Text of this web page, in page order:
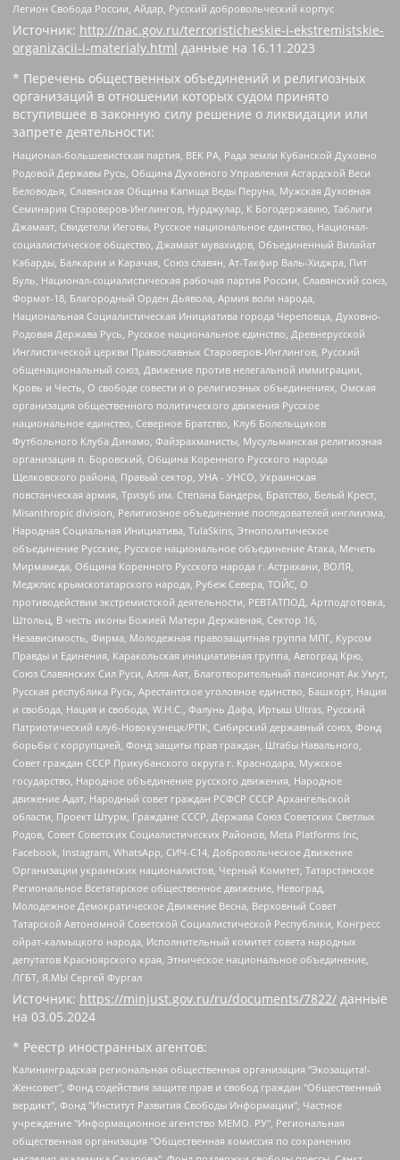
Легион Свобода России, Айдар, Русский добровольческий корпус
Источник: http://nac.gov.ru/terroristicheskie-i-ekstremistskie-
organizacii-i-materialy.html данные на 16.11.2023
* Перечень общественных объединений и религиозных
организаций в отношении которых судом принято
вступившее в законную силу решение о ликвидации или
запрете деятельности:
Национал-большевистская партия, ВЕК РА, Рада земли Кубанской Духовно
Родовой Державы Русь, Община Духовного Управления Асгардской Веси
Беловодья, Славянская Община Капища Веды Перуна, Мужская Духовная
Семинария Староверов-Инглингов, Нурджулар, К Богодержавию, Таблиги
Джамаат, Свидетели Иеговы, Русское национальное единство, Национал-
социалистическое общество, Джамаат мувахидов, Объединенный Вилайат
Кабарды, Балкарии и Карачая, Союз славян, Ат-Такфир Валь-Хиджра, Пит
Буль, Национал-социалистическая рабочая партия России, Славянский союз,
Формат-18, Благородный Орден Дьявола, Армия воли народа,
Национальная Социалистическая Инициатива города Череповца, Духовно-
Родовая Держава Русь, Русское национальное единство, Древнерусской
Инглистической церкви Православных Староверов-Инглингов, Русский
общенациональный союз, Движение против нелегальной иммиграции,
Кровь и Честь, О свободе совести и о религиозных объединениях, Омская
организация общественного политического движения Русское
национальное единство, Северное Братство, Клуб Болельщиков
Футбольного Клуба Динамо, Файзрахманисты, Мусульманская религиозная
организация п. Боровский, Община Коренного Русского народа
Щелковского района, Правый сектор, УНА - УНСО, Украинская
повстанческая армия, Тризуб им. Степана Бандеры, Братство, Белый Крест,
Misanthropic division, Религиозное объединение последователей инглиизма,
Народная Социальная Инициатива, TulaSkins, Этнополитическое
объединение Русские, Русское национальное объединение Атака, Мечеть
Мирмамеда, Община Коренного Русского народа г. Астрахани, ВОЛЯ,
Меджлис крымскотатарского народа, Рубеж Севера, ТОЙС, О
противодействии экстремистской деятельности, РЕВТАТПОД, Артподготовка,
Штольц, В честь иконы Божией Матери Державная, Сектор 16,
Независимость, Фирма, Молодежная правозащитная группа МПГ, Курсом
Правды и Единения, Каракольская инициативная группа, Автоград Крю,
Союз Славянских Сил Руси, Алля-Аят, Благотворительный пансионат Ак Умут,
Русская республика Русь, Арестантское уголовное единство, Башкорт, Нация
и свобода, Нация и свобода, W.H.С., Фалунь Дафа, Иртыш Ultras, Русский
Патриотический клуб-Новокузнецк/РПК, Сибирский державный союз, Фонд
борьбы с коррупцией, Фонд защиты прав граждан, Штабы Навального,
Совет граждан СССР Прикубанского округа г. Краснодара, Мужское
государство, Народное объединение русского движения, Народное
движение Адат, Народный совет граждан РСФСР СССР Архангельской
области, Проект Штурм, Граждане СССР, Держава Союз Советских Светлых
Родов, Совет Советских Социалистических Районов, Meta Platforms Inc,
Facebook, Instagram, WhatsApp, СИЧ-С14, Добровольческое Движение
Организации украинских националистов, Черный Комитет, Татарстанское
Региональное Всетатарское общественное движение, Невоград,
Молодежное Демократическое Движение Весна, Верховный Совет
Татарской Автономной Советской Социалистической Республики, Конгресс
ойрат-калмыцкого народа, Исполнительный комитет совета народных
депутатов Красноярского края, Этническое национальное объединение,
ЛГБТ, Я.МЫ Сергей Фургал
Источник: https://minjust.gov.ru/ru/documents/7822/ данные
на 03.05.2024
* Реестр иностранных агентов:
Калининградская региональная общественная организация "Экозащита!-Женсовет", Фонд содействия защите прав и свобод граждан "Общественный вердикт", Фонд "Институт Развития Свободы Информации", Частное учреждение "Информационное агентство МЕМО. РУ", Региональная общественная организация "Общественная комиссия по сохранению наследия академика Сахарова", Фонд поддержки свободы прессы, Санкт-Петербургская общественная правозащитная организация "Гражданский контроль", Межрегиональная общественная организация "Информационно-просветительский центр "Мемориал", Региональный Фонд "Центр Защиты Прав Средств Массовой Информации", с 05.12.2023 Фонд "Центр Защиты Прав Средств массовой информации", Региональная общественная благотворительная организация помощи беженцам и мигрантам "Гражданское содействие", Негосударственное образовательное учреждение дополнительного профессионального образования (повышение квалификации) специалистов "АКАДЕМИЯ ПО ПРАВАМ ЧЕЛОВЕКА", Свердловская региональная общественная организация "Сутяжник", Автономная некоммерческая организация "Центр независимых социологических исследований", Союз общественных объединений "Российский исследовательский центр по правам человека", Региональное общественное учреждение научно-информационный центр "МЕМОРИАЛ", Некоммерческая организация "Фонд защиты гласности", Автономная некоммерческая организация "Институт прав человека", Городская общественная организация "Екатеринбургское общество "МЕМОРИАЛ", Городская общественная организация "Рязанское историко-просветительское и правозащитное общество "Мемориал" (Рязанский Мемориал), Челябинский региональный орган общественной самодеятельности – женское общественное объединение "Женщины Евразии", Челябинский региональный орган общественной самодеятельности "Уральская правозащитная группа", Фонд содействия защите здоровья и социальной справедливости имени Андрея Рылькова, Автономная Некоммерческая Организация "Аналитический Центр Юрия Левады", Автономная некоммерческая организация социальной поддержки населения "Проект Апрель", Региональная общественная организация помощи женщинам и детям, находящимся в кризисной ситуации "Информационно-методический центр "Анна", Фонд содействия развитию массовых коммуникаций и правовому просвещению "Так-так-Так", Фонд содействия устойчивому развитию "Серебряная тайга", Свердловский региональный общественный фонд социальных проектов "Новое время", "Idel.Реалии", Кавказ.Реалии, Крым.Реалии, Телеканал Настоящее Время, Татаро-башкирская служба Радио Свобода (Azatliq Radiosi), Радио Свободная Европа/Радио Свобода (PCE/PC), "Сибирь.Реалии", "Фактограф", Благотворительный фонд помощи осужденным и их семьям, Автономная некоммерческая организация "Институт глобализации и социальных движений", Фонд "В защиту прав заключенных", Частное учреждение "Центр поддержки и содействия развитию средств массовой информации", Пензенский региональный общественный благотворительный фонд "Гражданский союз", "Север.Реалии", Некоммерческая организация Фонд "Правовая инициатива", Общество с ограниченной ответственностью "Радио Свободная Европа/Радио Свобода", Чешское информационное агентство "MEDIUM-ORIENT", Красноярская региональная общественная организация "Мы против СПИДа", Камалягин Денис Николаевич, Маркелов Сергей Евгеньевич, Пономарев Лев Александрович, Савицкая Людмила Алексеевна, Автономная некоммерческая организация "Центр по работе с проблемой насилия "НАСИЛИЮ.НЕТ", Межрегиональный профессиональный союз работников здравоохранения "Альянс врачей", Юридическое лицо, зарегистрированное в Латвийской Республике, SIA "Medusa Project" (регистрационный номер 40103797863, дата регистрации 10.06.2014), Некоммерческая организация "Фонд по борьбе с коррупцией", Автономная некоммерческая организация "Институт права и публичной политики", Баданин Роман Сергеевич, Гликин Максим Александрович, Железнова Мария Михайловна, Лукьянова Юлия Сергеевна, Маетная Елизавета Витальевна, Маняхин Петр Борисович, Чуракова Ольга Владимировна, Ярош Юлия Петровна, Юридическое лицо "The Insider SIA", зарегистрированное в Риге, Латвийская Республика (дата регистрации 26.06.2015), являющееся администратором доменного имени интернет-издания "The Insider SIA", https://theins.ru, Постернак Алексей Евгеньевич, Рубин Михаил Аркадьевич, Анин Роман Александрович, Юридическое лицо Istories fonds, зарегистрированное в Латвийской Республике (регистрационный номер 50008295751, дата регистрации 24.02.2020), Великовский Дмитрий Александрович, Долинина Ирина Николаевна, Мароховская Алеся Алексеевна, Шлейнов Роман Юрьевич, Шмагун Олеся Валентиновна, Общество с ограниченной ответственностью "Альтаир 2021", Общество с ограниченной ответственностью "Вега 2021", Общество с ограниченной ответственностью "Главный редактор 2021", Общество с ограниченной ответственностью "Ромашки монолит", Важенков Артем Валерьевич, Ивановская областная общественная организация "Центр гендерных исследований", Гурман Юрий Альбертович, Медиапроект "ОВД-Инфо", Егоров Владимир Владимирович, Жилинский Владимир Александрович, Общество с ограниченной ответственностью "ЗП", Иванова София Юрьевна, Карезина Инна Павловна, Кильтау Екатерина Викторовна, Петров Алексей Викторович, Пискунов Сергей Евгеньевич, Смирнов Сергей Сергеевич, Тихонов Михаил Сергеевич, Общество с ограниченной ответственностью "ЖУРНАЛИСТ-ИНОСТРАННЫЙ АГЕНТ", Арапова Галина Юрьевна, Вольтская Татьяна Анатольевна, Американская компания "Mason G.E.S. Anonymous Foundation" (США), являющаяся владельцем интернет-издания https://mnews.world/, Компания "Stichting Bellingcat", зарегистрированная в Нидерландах (дата регистрации 11.07.2018), Захаров Андрей Вячеславович, Клепиковская Екатерина Дмитриевна, Общество с ограниченной ответственностью "МЕМО", Перл Роман Александрович, Симонов Евгений Алексеевич, Соловьева Елена Анатольевна, Сотников Даниил Владимирович, Сурначева Елизавета Дмитриевна, Автономная некоммерческая организация по защите прав человека и информированию населения "Якутия – Наше Мнение", Общество с ограниченной ответственностью "Москоу диджитал медиа", с 26.01.2023 Общество с ограниченной ответственностью "Чайка Белые сады", Ветошкина Валерия Валерьевна, Заговора Максим Александрович, Межрегиональное общественное движение "Российская ЛГБТ - сеть", Оленичев Максим Владимирович, Павлов Иван Юрьевич, Скворцова Елена Сергеевна, Общество с ограниченной ответственностью "Как бы инагент", Кочетков Игорь Викторович, Общество с ограниченной ответственностью "Честные выборы", Еланчик Олег Александрович, Общество с ограниченной ответственностью "Нобелевский призыв", Гималова Регина Эмилевна, Григорьев Андрей Валерьевич, Григорьева Алина Александровна, Ассоциация по содействию защите прав призывников, альтернативнослужащих и военнослужащих "Правозащитная группа "Гражданин.Армия.Право", Хисамова Регина Фаритовна, Автономная некоммерческая организация по реализации социально-правовых программ "Лилит", Дальневосточное общественное движение "Маяк", Санкт-Петербургская ЛГБТ-инициативная группа "Выход", Инициативная группа ЛГБТ+ "Реверс", Алексеев Андрей Викторович, Бекбулатова Таисия Львовна, Беляев Иван Михайлович, Владыкина Елена Сергеевна, Гельман Марат Александрович, Никульшина Вероника Юрьевна, Толоконникова Надежда Андреевна, Шендерович Виктор Анатольевич, Общество с ограниченной ответственностью "Данное сообщение", Общество с ограниченной ответственностью Издательский дом "Новая глава", Айнбиндер Александра Александровна, Московский комьюнити-центр для ЛГБТ+инициатив, Благотворительный фонд развития филантропии, Deutsche Welle (Германия, Kurt-Schumacher-Strasse 3, 53113 Bonn), Борзунова Мария Михайловна, Воробьев Виктор Викторович, Голубева Анна Львовна, Константинова Алла Михайловна, Малкова Ирина Владимировна, Мурадов Мурад Абдулгалимович, Осетинская Елизавета Николаевна, Понасенков Евгений Николаевич, Ганапольский Матвей Юрьевич, Киселев Евгений Алексеевич, Борухович Ирина Григорьевна, Дремин Иван Тимофеевич, Дубровский Дмитрий Викторович, Красноярская региональная общественная организация поддержки и развития альтернативных образовательных технологий и межкультурных коммуникаций "ИНТЕРРА", Маяковская Екатерина Алексеевна, Фейгин Марк Захарович, Филимонов Андрей Викторович, Дзугкоева Регина Николаевна, Доброхотов Роман Александрович, Дудь Юрий Александрович, Елкин Сергей Владимирович, Кругликов Кирилл Игоревич, Сабунаева Мария Леонидовна, Семенов Алексей Владимирович, Шаинян Карен Багратович, Шульман Екатерина Михайловна, Асафьев Артур Валерьевич, Вахштайн Виктор Семенович, Венедиктов Алексей Алексеевич, Лушникова Екатерина Евгеньевна, Волков Леонид Михайлович, Невзоров Александр Глебович, Пархоменко Сергей Борисович, Сироткин Ярослав Николаевич, Кара-Мурза Владимир Владимирович, Баранова Наталья Владимировна, Гозман Леонид Яковлевич, Кагарлицкий Борис Юльевич, Климарев Михаил Валерьевич, Милов Владимир Станиславович, Автономная некоммерческая организация Краснодарский центр современного искусства "Типография", Моргенштерн Алишер Тагирович, Соболь Любовь Эдуардовна, Общество с ограниченной ответственностью "ЛИЗА НОРМ", Каспаров Гарри Кимович, Ходорковский Михаил Борисович, Общество с ограниченной ответственностью "Апрельские тезисы", Данилович Ирина Брониславовна, Кашин Олег Владимирович, Петров Николай Владимирович, Пивоваров Алексей Владимирович, Соколов Михаил Владимирович, Цветкова Юлия Владимировна, Чичваркин Евгений Александрович, Комитет против пыток/Команда против пыток, Общество с ограниченной ответственностью "Первый научный", Общество с ограниченной ответственностью "Вертолет и ко", Белоцерковская Вероника Борисовна, Кац Максим Евгеньевич, Лазарева Татьяна Юрьевна, Шаведдинов Руслан Табризович, Яшин Илья Валерьевич, Общество с ограниченной ответственностью "Иноагент ААВ", Алешковский Дмитрий Петрович, Альбац Евгения Марковна, Быков Дмитрий Львович, Галямина Юлия Евгеньевна, Лойко Сергей Леонидович, Мартынов Кирилл Константинович, Медведев Сергей Александрович, Крашенинников Федор Геннадиевич, Гордеева Катерина Вл